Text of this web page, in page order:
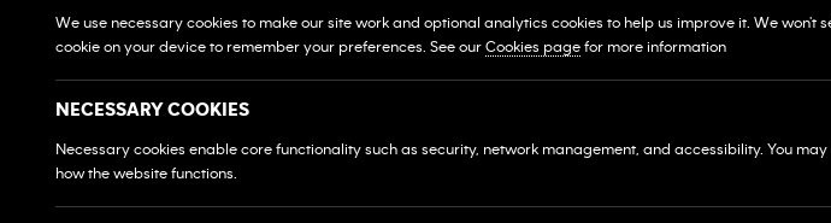
We use necessary cookies to make our site work and optional analytics cookies to help us improve it. We won't
cookie on your device to remember your preferences. See our Cookies page for more information
NECESSARY COOKIES
Necessary cookies enable core functionality such as security, network management, and accessibility. You
how the website functions.